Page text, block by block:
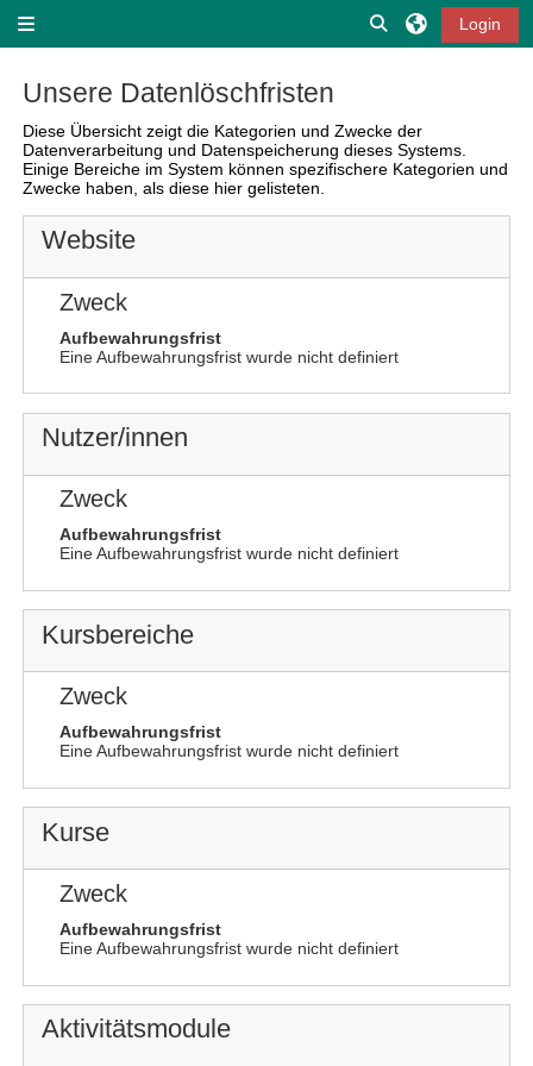
Sucheingabe
Login
Unsere Datenlöschfristen
Diese Übersicht zeigt die Kategorien und Zwecke der
Datenverarbeitung und Datenspeicherung dieses Systems.
Einige Bereiche im System können spezifischere Kategorien und
Zwecke haben, als diese hier gelisteten.
Website
Zweck
Aufbewahrungsfrist
Eine Aufbewahrungsfrist wurde nicht definiert
Nutzer/innen
Zweck
Aufbewahrungsfrist
Eine Aufbewahrungsfrist wurde nicht definiert
Kursbereiche
Zweck
Aufbewahrungsfrist
Eine Aufbewahrungsfrist wurde nicht definiert
Kurse
Zweck
Aufbewahrungsfrist
Eine Aufbewahrungsfrist wurde nicht definiert
Aktivitätsmodule